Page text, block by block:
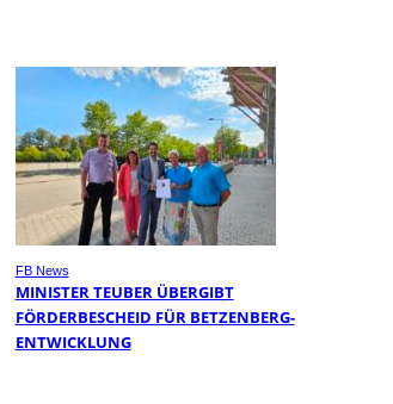
FB News
MINISTER TEUBER ÜBERGIBT
FÖRDERBESCHEID FÜR BETZENBERG-
ENTWICKLUNG